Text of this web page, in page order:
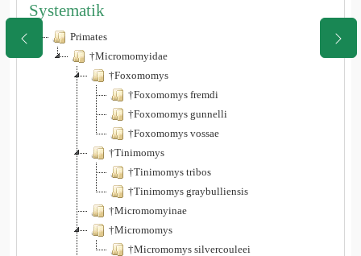
Systematik
Primates
†Micromomyidae
†Foxomomys
†Foxomomys fremdi
†Foxomomys gunnelli
†Foxomomys vossae
†Tinimomys
†Tinimomys tribos
†Tinimomys graybulliensis
†Micromomyinae
†Micromomys
†Micromomys silvercouleei